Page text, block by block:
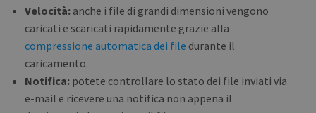
Velocità: anche i file di grandi dimensioni vengono
caricati e scaricati rapidamente grazie alla
compressione automatica dei file durante il
caricamento.
Notifica: potete controllare lo stato dei file inviati via
e-mail e ricevere una notifica non appena il
NAME
PROVIDER /
NAME
PROVIDER /
DOMAIN
EXPIRATION